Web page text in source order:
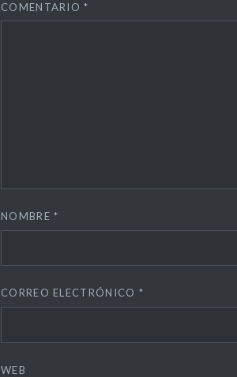
COMENTARIO*
NOMBRE*
CORREO ELECTRÓNICO *
WEB